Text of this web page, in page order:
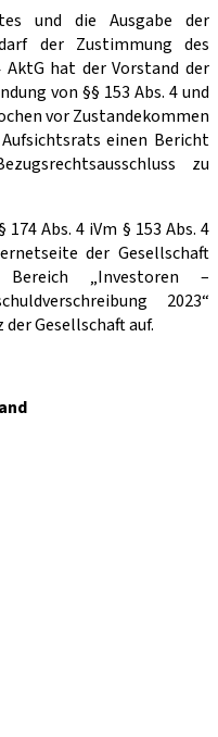
und die Ausgabe der
der Zustimmung des
AktG hat der Vorstand der
von §§ 153 Abs. 4 und
vor Zustandekommen
einen Bericht
zu
Abs. 4 iVm § 153 Abs. 4
der Gesellschaft
„Investoren –
2023“
Gesellschaft auf.